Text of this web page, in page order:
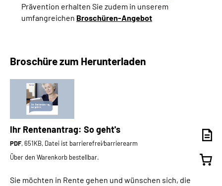
Prävention erhalten Sie zudem in unserem
umfangreichen Broschüren-Angebot
Broschüre zum Herunterladen
Ihr Rentenantrag: So geht's
PDF, 651KB, Datei ist barrierefrei⁄barrierearm
Über den Warenkorb bestellbar.
Sie möchten in Rente gehen und wünschen sich, die